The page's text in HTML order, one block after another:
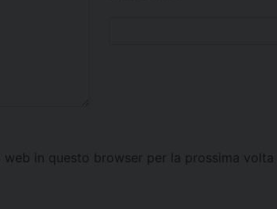
in questo browser per la prossima volta